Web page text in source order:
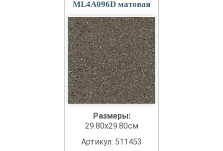
ML4A096D матовая
Размеры:
29.80x29.80см
Артикул: 511453